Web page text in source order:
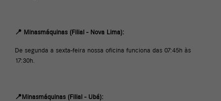
📍 Minasmáquinas (Filial - Nova Lima):
De segunda a sexta-feira nossa oficina funciona das 07:45h às
17:30h.
📍Minasmáquinas (Filial - Ubá):